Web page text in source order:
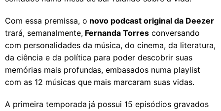
Com essa premissa, o novo podcast original da Deezer
trará, semanalmente, Fernanda Torres conversando
com personalidades da música, do cinema, da literatura,
da ciência e da política para poder descobrir suas
memórias mais profundas, embasados numa playlist
com as 12 músicas que mais marcaram suas vidas.
A primeira temporada já possui 15 episódios gravados